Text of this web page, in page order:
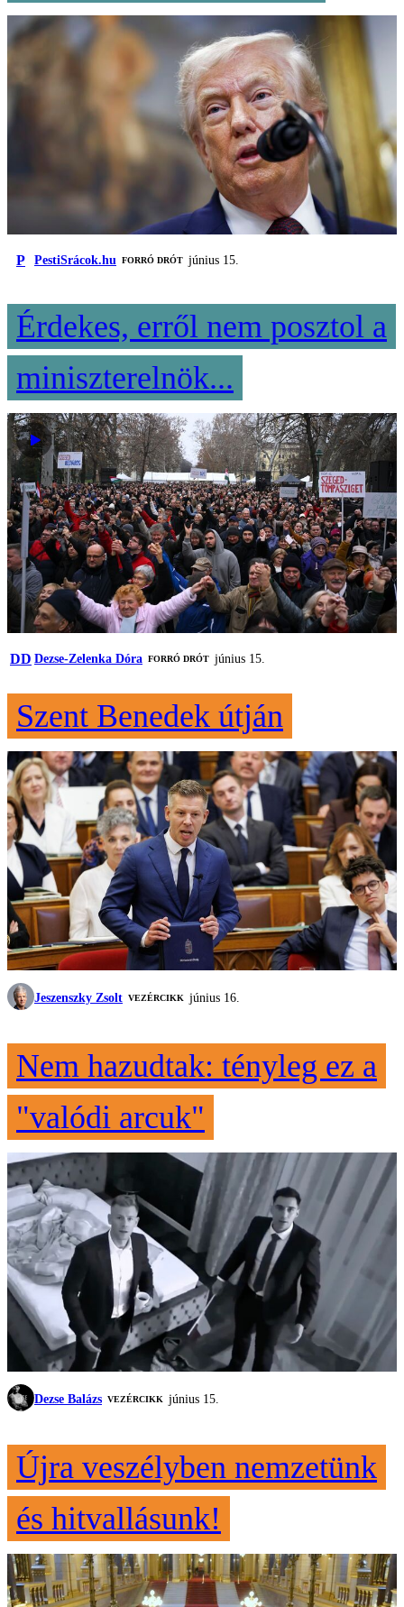
P PestiSrácok.hu FORRÓ DRÓT június 15.
Érdekes, erről nem posztol a
miniszterelnök...
DD Dezse-Zelenka Dóra FORRÓ DRÓT június 15.
Szent Benedek útján
Jeszenszky Zsolt VEZÉRCIKK június 16.
Nem hazudtak: tényleg ez a
"valódi arcuk"
Dezse Balázs VEZÉRCIKK június 15.
Újra veszélyben nemzetünk
és hitvallásunk!